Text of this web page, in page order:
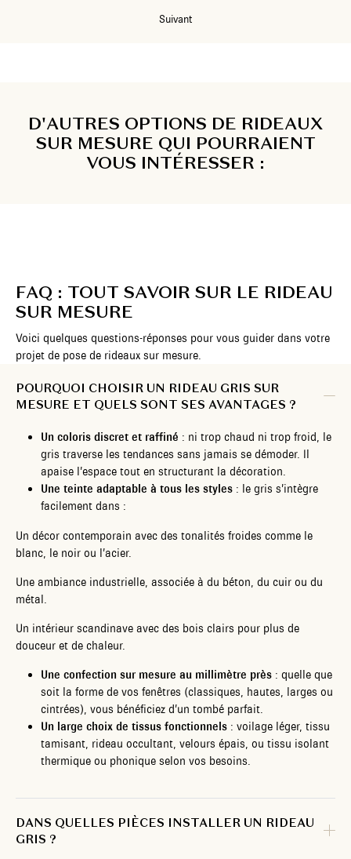
Suivant
D'AUTRES OPTIONS DE RIDEAUX
SUR MESURE QUI POURRAIENT
VOUS INTÉRESSER :
FAQ : TOUT SAVOIR SUR LE RIDEAU
SUR MESURE
Voici quelques questions-réponses pour vous guider dans votre
projet de pose de rideaux sur mesure.
POURQUOI CHOISIR UN RIDEAU GRIS SUR
MESURE ET QUELS SONT SES AVANTAGES ?
Un coloris discret et raffiné : ni trop chaud ni trop froid, le
gris traverse les tendances sans jamais se démoder. Il
apaise l’espace tout en structurant la décoration.
Une teinte adaptable à tous les styles : le gris s’intègre
facilement dans :
Un décor contemporain avec des tonalités froides comme le
blanc, le noir ou l’acier.
Une ambiance industrielle, associée à du béton, du cuir ou du
métal.
Un intérieur scandinave avec des bois clairs pour plus de
douceur et de chaleur.
Une confection sur mesure au millimètre près : quelle que
soit la forme de vos fenêtres (classiques, hautes, larges ou
cintrées), vous bénéficiez d’un tombé parfait.
Un large choix de tissus fonctionnels : voilage léger, tissu
tamisant, rideau occultant, velours épais, ou tissu isolant
thermique ou phonique selon vos besoins.
DANS QUELLES PIÈCES INSTALLER UN RIDEAU
GRIS ?